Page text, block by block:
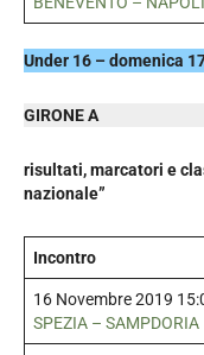
Under 16 – domenica
GIRONE A
risultati, marcatori e
nazionale”
Incontro
16 Novembre 2019
SPEZIA – SAMPDORIA